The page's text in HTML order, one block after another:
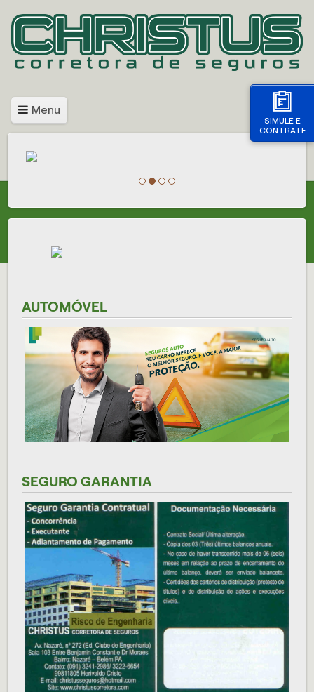
SIMULE E
CONTRATE
Menu
AUTOMÓVEL
SEGURO GARANTIA